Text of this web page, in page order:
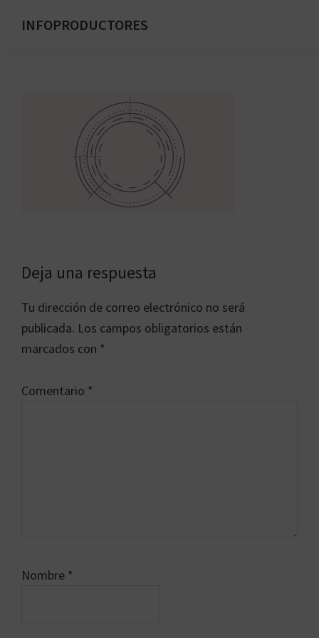
INFOPRODUCTORES
Interacciones
con
los
lectores
Deja una respuesta
Tu dirección de correo electrónico no será
publicada. Los campos obligatorios están
marcados con *
Comentario *
Nombre *